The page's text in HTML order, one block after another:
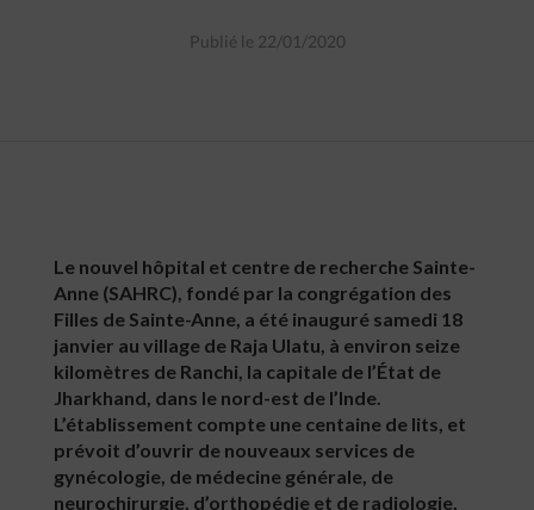
Publié le 22/01/2020
Le nouvel hôpital et centre de recherche Sainte-
Anne (SAHRC), fondé par la congrégation des
Filles de Sainte-Anne, a été inauguré samedi 18
janvier au village de Raja Ulatu, à environ seize
kilomètres de Ranchi, la capitale de l’État de
Jharkhand, dans le nord-est de l’Inde.
L’établissement compte une centaine de lits, et
prévoit d’ouvrir de nouveaux services de
gynécologie, de médecine générale, de
neurochirurgie, d’orthopédie et de radiologie,